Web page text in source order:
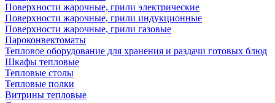
Поверхности жарочные, грили электрические
Поверхности жарочные, грили индукционные
Поверхности жарочные, грили газовые
Пароконвектоматы
Тепловое оборудование для хранения и раздачи готовых блюд
Шкафы тепловые
Тепловые столы
Тепловые полки
Витрины тепловые